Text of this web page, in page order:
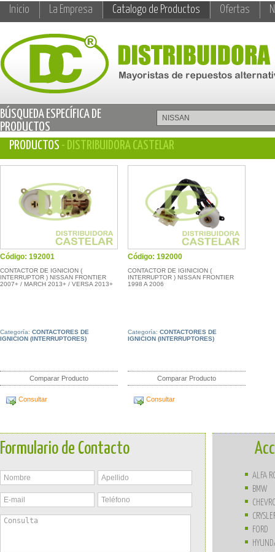
Inicio La Empresa Catalogo de Productos Ofertas
BÚSQUEDA ESPECÍFICA DE
PRODUCTOS
PRODUCTOS - DISTRIBUIDORA CASTELAR
Código: 192001
CONTACTOR DE IGNICION (
INTERRUPTOR ) NISSAN FRONTIER
2007+ / MARCH 2013+ / VERSA 2013+
Categoría: CONTACTORES DE
IGNICION (INTERRUPTORES)
Comparar Producto
Consultar
Código: 192000
CONTACTOR DE IGINICION (
INTERRUPTOR ) NISSAN FRONTIER
1998 A 2006
Categoría: CONTACTORES DE
IGNICION (INTERRUPTORES)
Comparar Producto
Consultar
Formulario de Contacto
ALFA
BMW
FORD